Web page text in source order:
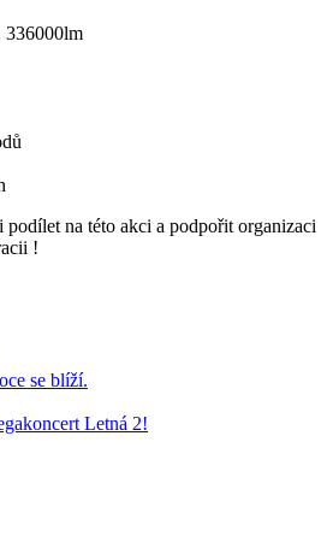
336000lm
podílet na této akci a podpořit organizaci
!
se blíží.
Letná 2!